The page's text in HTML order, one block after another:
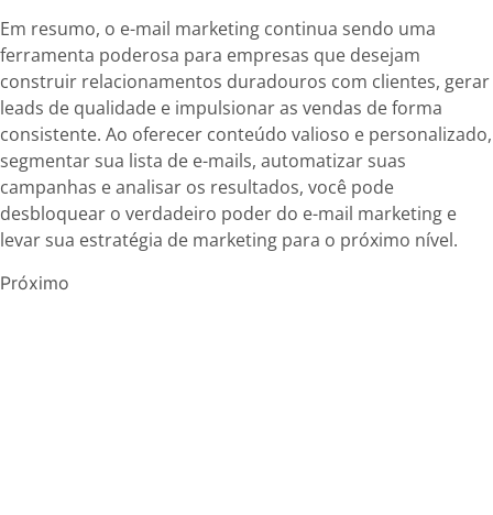
Em resumo, o e-mail marketing continua sendo uma
ferramenta poderosa para empresas que desejam
construir relacionamentos duradouros com clientes, gerar
leads de qualidade e impulsionar as vendas de forma
consistente. Ao oferecer conteúdo valioso e personalizado,
segmentar sua lista de e-mails, automatizar suas
campanhas e analisar os resultados, você pode
desbloquear o verdadeiro poder do e-mail marketing e
levar sua estratégia de marketing para o próximo nível.
Próximo